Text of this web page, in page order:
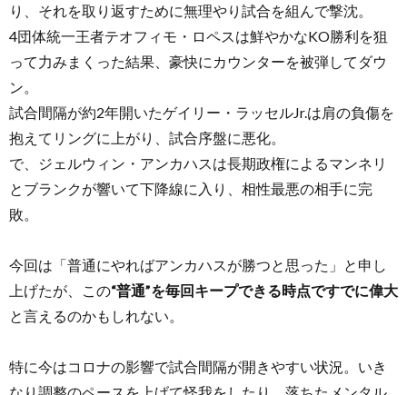
り、それを取り返すために無理やり試合を組んで撃沈。
4団体統一王者テオフィモ・ロペスは鮮やかなKO勝利を狙
って力みまくった結果、豪快にカウンターを被弾してダウ
ン。
試合間隔が約2年開いたゲイリー・ラッセルJr.は肩の負傷を
抱えてリングに上がり、試合序盤に悪化。
で、ジェルウィン・アンカハスは長期政権によるマンネリ
とブランクが響いて下降線に入り、相性最悪の相手に完
敗。
今回は「普通にやればアンカハスが勝つと思った」と申し
上げたが、この“普通”を毎回キープできる時点ですでに偉大
と言えるのかもしれない。
特に今はコロナの影響で試合間隔が開きやすい状況。いき
なり調整のペースを上げて怪我をしたり、落ちたメンタル